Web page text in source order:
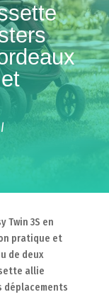
Twin 3S en
pratique et
de deux
allie